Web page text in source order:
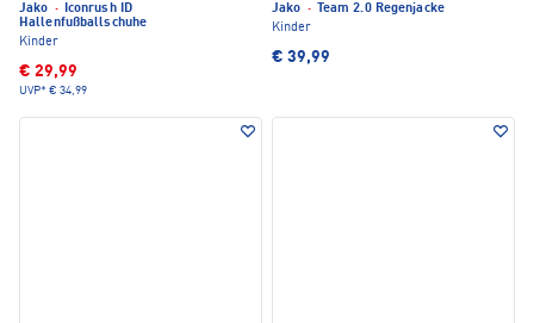
Jako · Iconrush ID
Hallenfußballschuhe
Kinder
€ 29,99
UVP* € 34,99
Jako ·
Team 2.0 Regenjacke
Kinder
€ 39,99